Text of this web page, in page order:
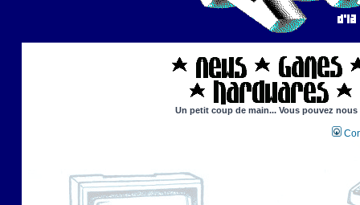
Un petit coup de main... Vous pouvez